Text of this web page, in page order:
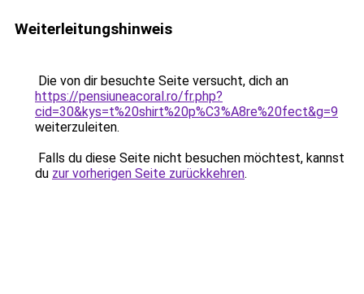
Weiterleitungshinweis
Die von dir besuchte Seite versucht, dich an
https://pensiuneacoral.ro/fr.php?
cid=30&kys=t%20shirt%20p%C3%A8re%20fect&g=9
weiterzuleiten.
Falls du diese Seite nicht besuchen möchtest, kannst
du zur vorherigen Seite zurückkehren.